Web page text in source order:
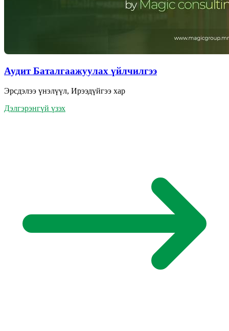
Аудит Баталгаажуулах үйлчилгээ
Эрсдэлээ үнэлүүл, Ирээдүйгээ хар
Дэлгэрэнгүй үзэх